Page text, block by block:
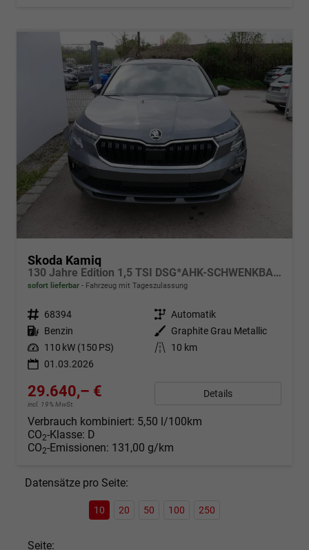
Skoda Kamiq
130 Jahre Edition 1,5 TSI DSG*AHK-SCHWENKBAR*TEMPOMAT*SMARTLINK*LENKRADHEIZUNG*KEYLESS-GO*
sofort lieferbar Fahrzeug mit Tageszulassung
Fahrzeugnr. 68394 Getriebe Automatik
Kraftstoff Benzin Außenfarbe
Graphite Grau Metallic
Leistung 110 kW (150 PS) Kilometerstand
10 km
01.03.2026
29.640,– €
incl. 19% MwSt.
Details
Verbrauch kombiniert: 5,50 l/100km
CO2-Klasse: D
CO2-Emissionen: 131,00 g/km
Datensätze pro Seite:
10 20 50 100 250
Seite: